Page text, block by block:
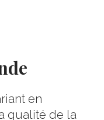
en
qualité de la